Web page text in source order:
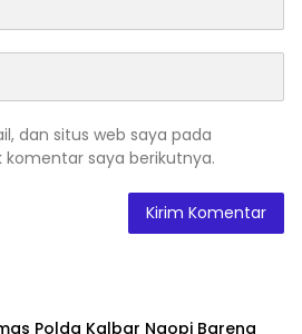
dan situs web saya pada
saya berikutnya.
Kalbar Ngopi Bareng